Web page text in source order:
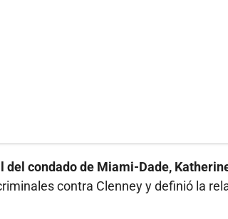
del condado de Miami-Dade,
contra Clenney y definió la